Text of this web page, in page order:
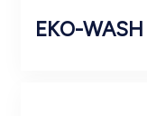
EKO-